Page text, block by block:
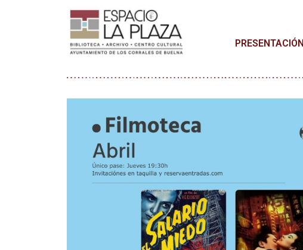
PRESENTACIÓN